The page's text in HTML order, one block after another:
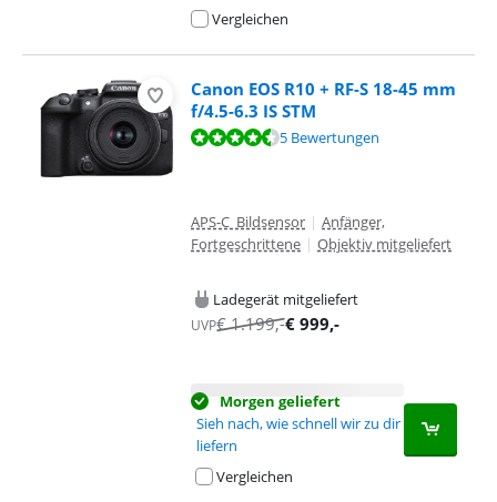
Vergleichen
Canon EOS R10 + RF-S 18-45 mm
f/4.5-6.3 IS STM
Bewertet mit 8,5 von 10, basierend auf 5 Bewertungen.
5 Bewertungen
APS-C Bildsensor | Anfänger,
Fortgeschrittene | Objektiv mitgeliefert
Ladegerät mitgeliefert
UVP€1.199,-€ 999,-
Morgen geliefert
Sieh nach, wie schnell wir zu dir
liefern
Vergleichen